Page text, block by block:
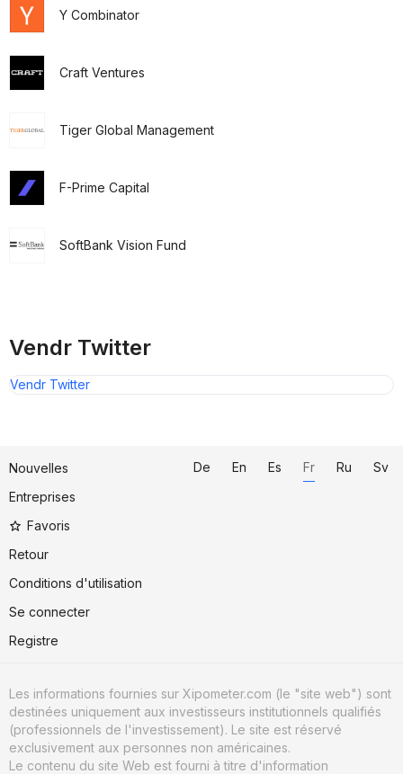
Y Combinator
Craft Ventures
Tiger Global Management
F-Prime Capital
SoftBank Vision Fund
Vendr Twitter
Vendr Twitter
Nouvelles
Entreprises
Favoris
Retour
Conditions d'utilisation
Se connecter
Registre
De En Es Fr Ru Sv
Les informations fournies sur Xipometer.com (le "site web") sont
destinées uniquement aux investisseurs institutionnels qualifiés
(professionnels de l'investissement). Le site est réservé
exclusivement aux personnes non américaines.
Le contenu du site Web est fourni à titre d'information